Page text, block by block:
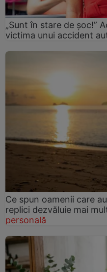
„Sunt în stare de șoc!”
victima unui accident
Ce spun oamenii care
replici dezvăluie mai
personală